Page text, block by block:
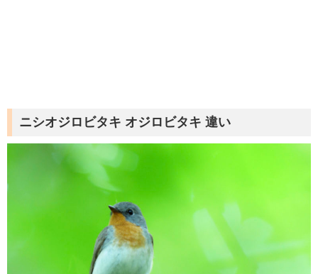
ニシオジロビタキ オジロビタキ 違い